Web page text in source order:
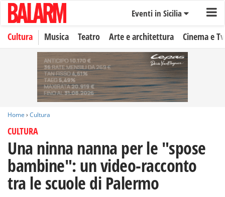
Eventi in Sicilia
Cultura Musica Teatro Arte e architettura Cinema e Tv
Home › Cultura
CULTURA
Una ninna nanna per le "spose
bambine": un video-racconto
tra le scuole di Palermo